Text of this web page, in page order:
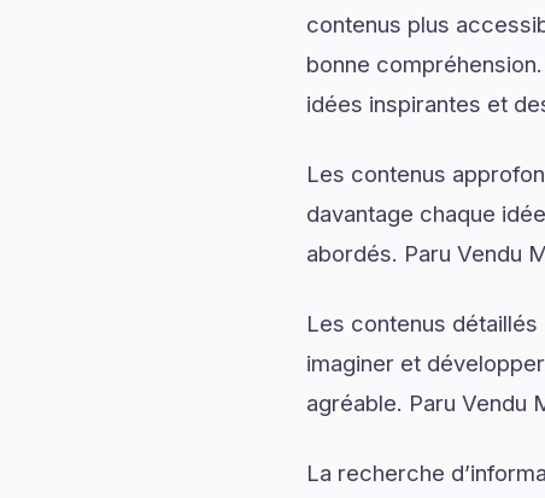
contenus plus
bonne
idées inspirantes et
Les contenus
davantage chaque
abordés. Paru Vendu
Les contenus
imaginer et
agréable. Paru Vendu
La recherche